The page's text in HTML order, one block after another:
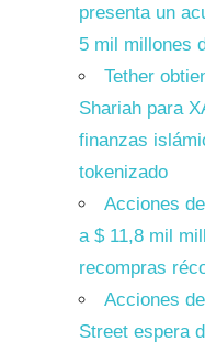
presenta un
5 mil millones
Tether
Shariah para
finanzas
tokenizado
Acciones
a $ 11,8 mil
recompras
Acciones
Street espera